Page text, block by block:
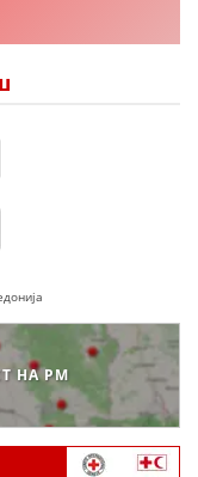
НА РМ